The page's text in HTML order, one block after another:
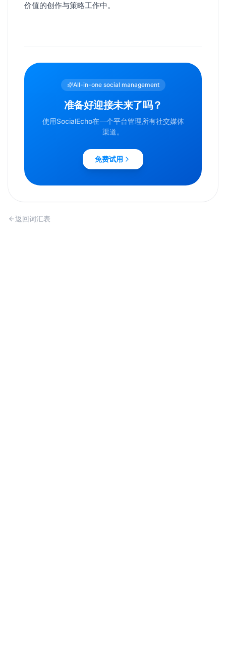
价值的创作与策略工作中。
All-in-one social management
准备好迎接未来了吗？
使用SocialEcho在一个平台管理所有社交媒体
渠道。
免费试用
返回词汇表